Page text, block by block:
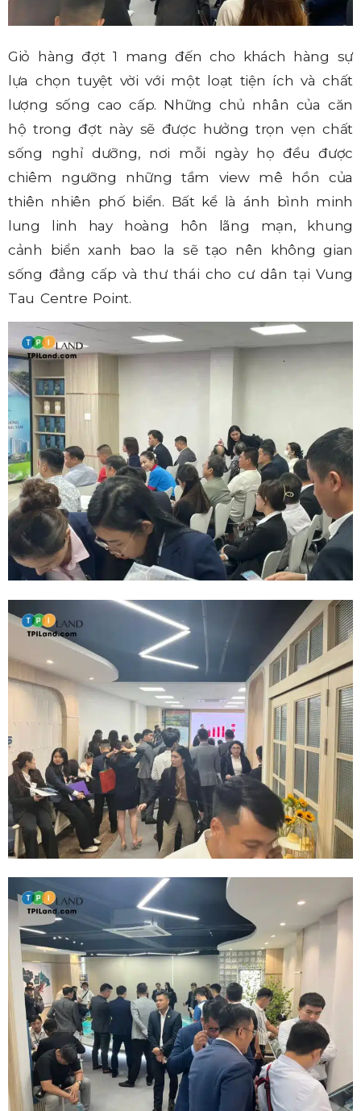
Giỏ hàng đợt 1 mang đến cho khách hàng sự
lựa chọn tuyệt vời với một loạt tiện ích và chất
lượng sống cao cấp. Những chủ nhân của căn
hộ trong đợt này sẽ được hưởng trọn vẹn chất
sống nghỉ dưỡng, nơi mỗi ngày họ đều được
chiêm ngưỡng những tầm view mê hồn của
thiên nhiên phố biển. Bất kể là ánh bình minh
lung linh hay hoàng hôn lãng mạn, khung
cảnh biển xanh bao la sẽ tạo nên không gian
sống đẳng cấp và thư thái cho cư dân tại Vung
Tau Centre Point.